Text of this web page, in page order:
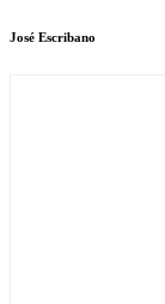
José Escribano